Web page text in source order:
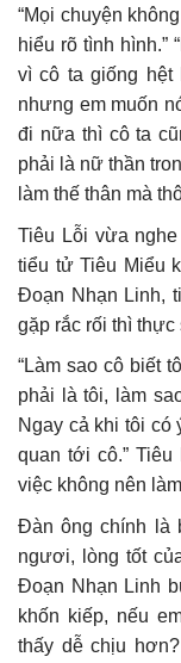
“Mọi chuyện
hiểu rõ tình hình.”
vì cô ta giống hệt
nhưng em muốn
đi nữa thì cô ta
phải là nữ thần
làm thế thân mà
Tiêu Lỗi vừa
tiểu tử Tiêu Miểu
Đoạn Nhạn Linh,
gặp rắc rối thì
“Làm sao cô biết
phải là tôi, làm
Ngay cả khi tôi có
quan tới cô.”
việc không nên
Đàn ông chính là
ngươi, lòng tốt
Đoạn Nhạn Linh
khốn kiếp, nếu
thấy dễ chịu